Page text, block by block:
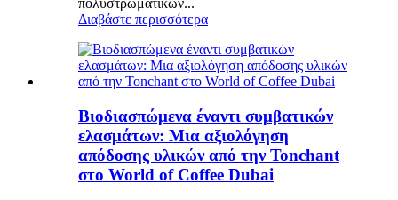
πολυστρωματικών...
Διαβάστε περισσότερα
Βιοδιασπώμενα έναντι συμβατικών
ελασμάτων: Μια αξιολόγηση
απόδοσης υλικών από την Tonchant
στο World of Coffee Dubai